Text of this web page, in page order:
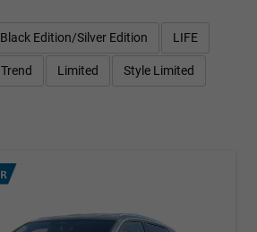
Black Edition/Silver Edition LIFE
Trend Limited Style Limited